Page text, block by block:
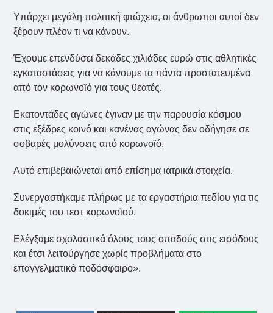
Υπάρχει μεγάλη πολιτική φτώχεια, οι άνθρωποι αυτοί δεν
ξέρουν πλέον τι να κάνουν.
Έχουμε επενδύσει δεκάδες χιλιάδες ευρώ στις αθλητικές
εγκαταστάσεις για να κάνουμε τα πάντα προστατευμένα
από τον κορωνοϊό για τους θεατές.
Εκατοντάδες αγώνες έγιναν με την παρουσία κόσμου
στις εξέδρες κοινό και κανένας αγώνας δεν οδήγησε σε
σοβαρές μολύνσεις από κορωνοϊό.
Αυτό επιβεβαιώνεται από επίσημα ιατρικά στοιχεία.
Συνεργαστήκαμε πλήρως με τα εργαστήρια πεδίου για τις
δοκιμές του τεστ κορωνοϊού.
Ελέγξαμε σχολαστικά όλους τους οπαδούς στις εισόδους
και έτσι λειτούργησε χωρίς προβλήματα στο
επαγγελματικό ποδόσφαιρο».